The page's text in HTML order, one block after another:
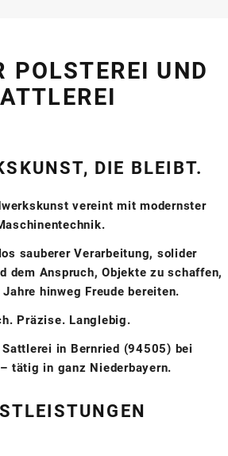
POLSTEREI UND
DIE BLEIBT.
vereint mit modernster
sauberer Verarbeitung, solider
dem Anspruch, Objekte zu schaffen,
hinweg Freude bereiten.
Präzise. Langlebig.
in Bernried (94505) bei
tätig in ganz Niederbayern.